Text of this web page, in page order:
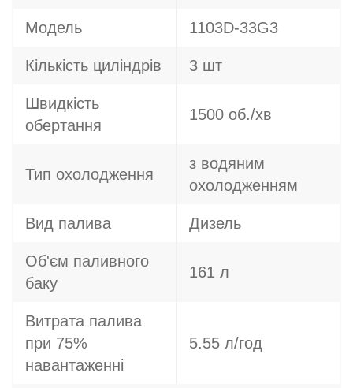
Модель 1103D-33G3
Кількість циліндрів 3 шт
Швидкість
обертання
1500 об./хв
Тип охолодження
з водяним
охолодженням
Вид палива Дизель
Об'єм паливного
баку
161 л
Витрата палива
при 75%
навантаженні
5.55 л/год